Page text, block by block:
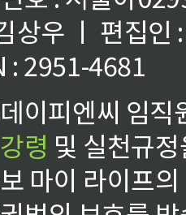
상우 ㅣ 편집인
: 2951-4681
이피엔씨 임
령 및 실천규
마이 라이프